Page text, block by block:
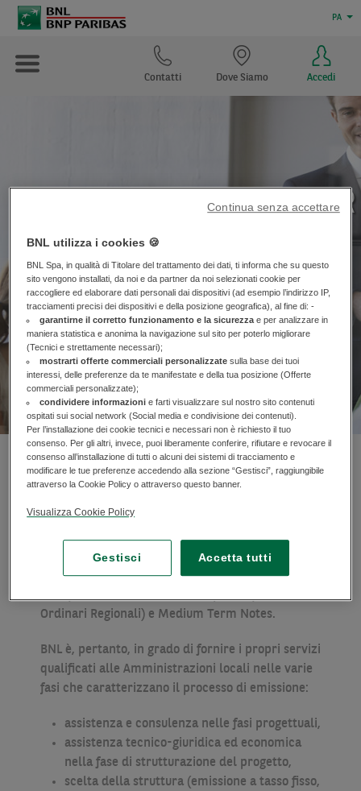
PA
Accedi
Dove Siamo
Contatti
Emissione di BOC BOP BOR
Medium Term Notes
BNL, Gruppo BNP Paribas, è uno dei principali
degli Enti territoriali. L’esperienza maturata in
questo comparto fa di BNL il partner e il
consulente ideale per gli Enti interessati
all’emissione di BOC (Buoni Ordinari Comunali),
Ordinari Regionali) e Medium Term Notes.
BNL è, pertanto, in grado di fornire i propri servizi
qualificati alle Amministrazioni locali nelle varie
fasi che caratterizzano il processo di emissione:
assistenza e consulenza nelle fasi progettuali,
assistenza tecnico-giuridica ed economica
nella fase di strutturazione del progetto,
scelta della struttura (emissione a tasso fisso,
BNL utilizza i cookies 🍪
BNL Spa, in qualità di Titolare del trattamento dei dati, ti informa che su questo
sito vengono installati, da noi e da partner da noi selezionati cookie per
raccogliere ed elaborare dati personali dai dispositivi (ad esempio l’indirizzo IP,
tracciamenti precisi dei dispositivi e della posizione geografica), al fine di: -
garantirne il corretto funzionamento e la sicurezzae per analizzare in
maniera statistica e anonima la navigazione sul sito per poterlo migliorare
(Tecnici e strettamente necessari);
mostrarti offerte commerciali personalizzatesulla base dei tuoi
interessi, delle preferenze da te manifestate e della tua posizione (Offerte
commerciali personalizzate);
condividere informazionie farti visualizzare sul nostro sito contenuti
ospitati sui social network (Social media e condivisione dei contenuti).
Per l’installazione dei cookie tecnici e necessari non è richiesto il tuo
consenso. Per gli altri, invece, puoi liberamente conferire, rifiutare e revocare il
consenso all’installazione di tutti o alcuni dei sistemi di tracciamento e
modificare le tue preferenze accedendo alla sezione “Gestisci”, raggiungibile
attraverso la Cookie Policy o attraverso questo banner.
Visualizza Cookie Policy
Gestisci Accetta tutti
Continua senza accettare